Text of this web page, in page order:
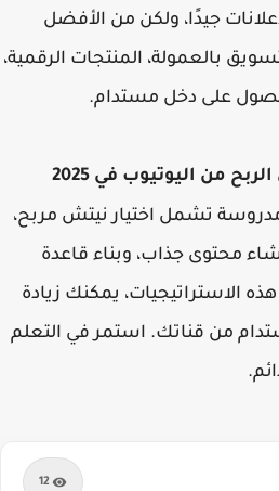
جيدًا، ولكن من الأفضل
بالعمولة، المنتجات الرقمية،
على دخل مستدام.
الربح من اليوتيوب في 2025
تشمل اختيار نيتش مربح،
محتوى جذاب، وبناء قاعدة
الاستراتيجيات، يمكنك زيادة
من قناتك. استمر في التعلم
12